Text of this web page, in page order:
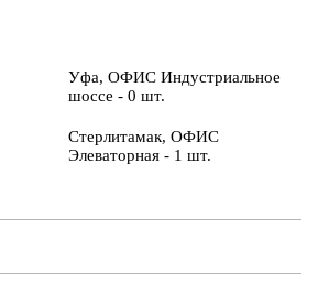
Уфа, ОФИС Индустриальное
шоссе - 0 шт.
Стерлитамак, ОФИС
Элеваторная - 1 шт.